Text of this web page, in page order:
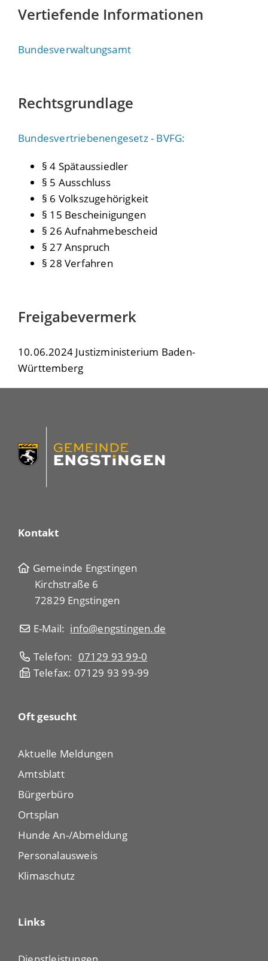
Vertiefende Informationen
Bundesverwaltungsamt
Rechtsgrundlage
Bundesvertriebenengesetz - BVFG:
§ 4 Spätaussiedler
§ 5 Ausschluss
§ 6 Volkszugehörigkeit
§ 15 Bescheinigungen
§ 26 Aufnahmebescheid
§ 27 Anspruch
§ 28 Verfahren
Freigabevermerk
10.06.2024 Justizministerium Baden-
Württemberg
Kontakt
Gemeinde Engstingen
Kirchstraße 6
72829 Engstingen
E-Mail: info@engstingen.de
Telefon: 07129 93 99-0
Telefax: 07129 93 99-99
Oft gesucht
Aktuelle Meldungen
Amtsblatt
Bürgerbüro
Ortsplan
Hunde An-/Abmeldung
Personalausweis
Klimaschutz
Links